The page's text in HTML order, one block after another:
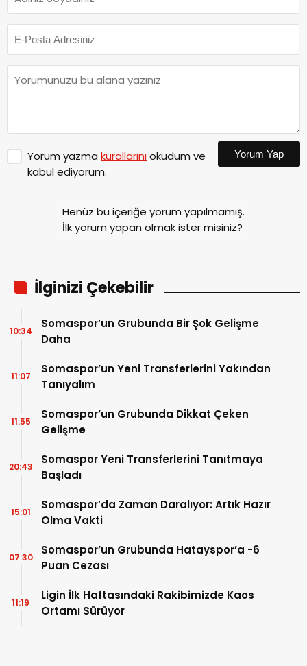
Yorum yazma kurallarınıokudum ve
kabul ediyorum.
Yorum Yap
Henüz bu içeriğe yorum yapılmamış.
İlk yorum yapan olmak ister misiniz?
İlginizi Çekebilir
Somaspor’un Grubunda Bir Şok Gelişme
Daha
10:34
Somaspor’un Yeni Transferlerini Yakından
Tanıyalım
11:07
Somaspor’un Grubunda Dikkat Çeken
Gelişme
11:55
Somaspor Yeni Transferlerini Tanıtmaya
Başladı
20:43
Somaspor’da Zaman Daralıyor: Artık Hazır
Olma Vakti
15:01
Somaspor’un Grubunda Hatayspor’a -6
Puan Cezası
07:30
Ligin İlk Haftasındaki Rakibimizde Kaos
Ortamı Sürüyor
11:19